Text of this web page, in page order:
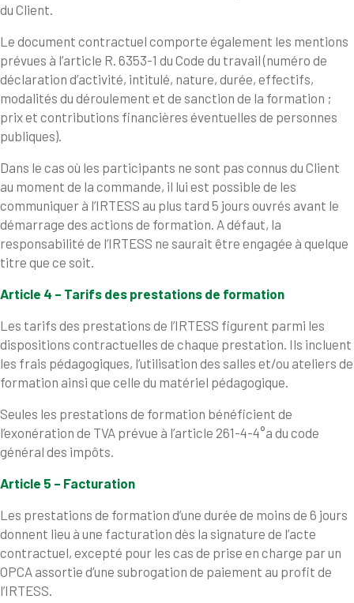
du Client.
Le document contractuel comporte également les mentions
prévues à l’article R. 6353-1 du Code du travail (numéro de
déclaration d’activité, intitulé, nature, durée, effectifs,
modalités du déroulement et de sanction de la formation ;
prix et contributions financières éventuelles de personnes
publiques).
Dans le cas où les participants ne sont pas connus du Client
au moment de la commande, il lui est possible de les
communiquer à l’IRTESS au plus tard 5 jours ouvrés avant le
démarrage des actions de formation. A défaut, la
responsabilité de l’IRTESS ne saurait être engagée à quelque
titre que ce soit.
Article 4 – Tarifs des prestations de formation
Les tarifs des prestations de l’IRTESS figurent parmi les
dispositions contractuelles de chaque prestation. Ils incluent
les frais pédagogiques, l’utilisation des salles et/ou ateliers de
formation ainsi que celle du matériel pédagogique.
Seules les prestations de formation bénéficient de
l’exonération de TVA prévue à l’article 261-4-4°a du code
général des impôts.
Article 5 – Facturation
Les prestations de formation d’une durée de moins de 6 jours
donnent lieu à une facturation dès la signature de l’acte
contractuel, excepté pour les cas de prise en charge par un
OPCA assortie d’une subrogation de paiement au profit de
l’IRTESS.